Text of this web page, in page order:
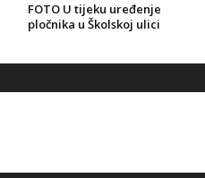
FOTO U tijeku uređenje
pločnika u Školskoj ulici